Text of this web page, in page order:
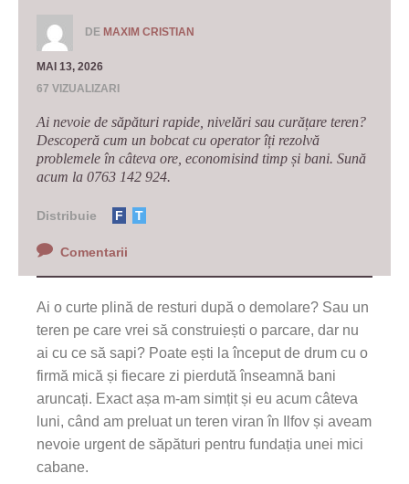
DE MAXIM CRISTIAN
MAI 13, 2026
67 VIZUALIZARI
Ai nevoie de săpături rapide, nivelări sau curățare teren?
Descoperă cum un bobcat cu operator îți rezolvă
problemele în câteva ore, economisind timp și bani. Sună
acum la 0763 142 924.
Distribuie F T
Comentarii
Ai o curte plină de resturi după o demolare? Sau un
teren pe care vrei să construiești o parcare, dar nu
ai cu ce să sapi? Poate ești la început de drum cu o
firmă mică și fiecare zi pierdută înseamnă bani
aruncați. Exact așa m-am simțit și eu acum câteva
luni, când am preluat un teren viran în Ilfov și aveam
nevoie urgent de săpături pentru fundația unei mici
cabane.